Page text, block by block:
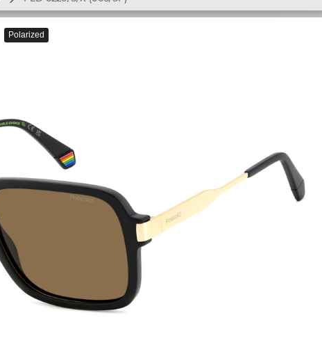
Polarized